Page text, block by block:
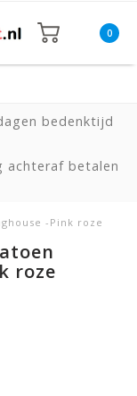
0
bedenktijd
achteraf betalen
-Pink roze
roze